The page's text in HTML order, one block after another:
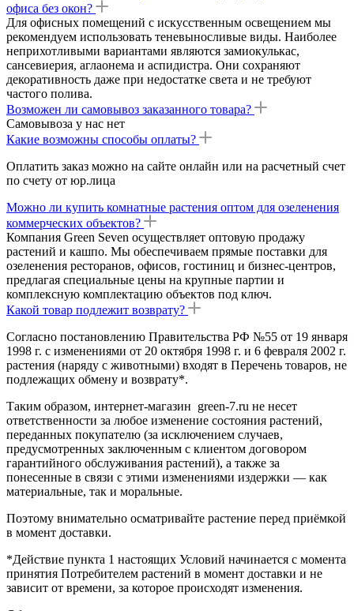
офиса без окон?
Для офисных помещений с искусственным освещением мы
рекомендуем использовать теневыносливые виды. Наиболее
неприхотливыми вариантами являются замиокулькас,
сансевиерия, аглаонема и аспидистра. Они сохраняют
декоративность даже при недостатке света и не требуют
частого полива.
Возможен ли самовывоз заказанного товара?
Самовывоза у нас нет
Какие возможны способы оплаты?
Оплатить заказ можно на сайте онлайн или на расчетный счет
по счету от юр.лица
Можно ли купить комнатные растения оптом для озеленения
коммерческих объектов?
Компания Green Seven осуществляет оптовую продажу
растений и кашпо. Мы обеспечиваем прямые поставки для
озеленения ресторанов, офисов, гостиниц и бизнес-центров,
предлагая специальные цены на крупные партии и
комплексную комплектацию объектов под ключ.
Какой товар подлежит возврату?
Согласно постановлению Правительства РФ №55 от 19 января
1998 г. с изменениями от 20 октября 1998 г. и 6 февраля 2002 г.
растения (наряду с животными) входят в Перечень товаров, не
подлежащих обмену и возврату*.
Таким образом, интернет-магазин green-7.ru не несет
ответственности за любое изменение состояния растений,
переданных покупателю (за исключением случаев,
предусмотренных заключенным с клиентом договором
гарантийного обслуживания растений), а также за
понесенные в связи с этими изменениями издержки — как
материальные, так и моральные.
Поэтому внимательно осматривайте растение перед приёмкой
в момент доставки.
*Действие пункта 1 настоящих Условий начинается с момента
принятия Потребителем растений в момент доставки и не
зависит от времени, за которое происходят изменения.